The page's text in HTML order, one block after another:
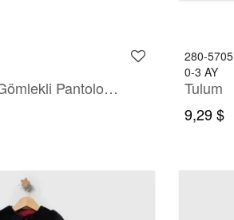
Yelekli Gömlekli Pantolonlu Takım
280-5705
0-3 AY
Tulum
9,29 $